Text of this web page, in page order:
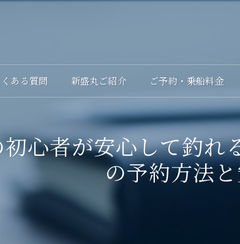
くある質問 新盛丸ご紹介 ご予約・乗船料金
心者が安心して釣
の予約方法